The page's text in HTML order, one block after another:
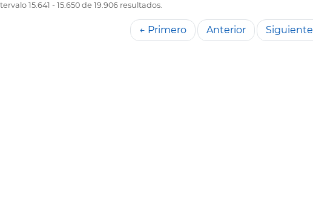
15.641 - 15.650 de 19.906 resultados.
← Primero Anterior Siguiente